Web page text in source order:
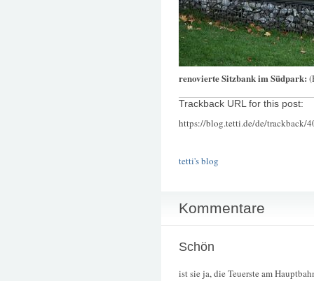
renovierte Sitzbank im Südpark:
Trackback URL for this post:
https://blog.tetti.de/de/trackback/
tetti's blog
Kommentare
Schön
ist sie ja, die Teuerste am